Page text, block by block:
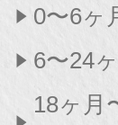
0〜6ヶ
6〜24
18ヶ月